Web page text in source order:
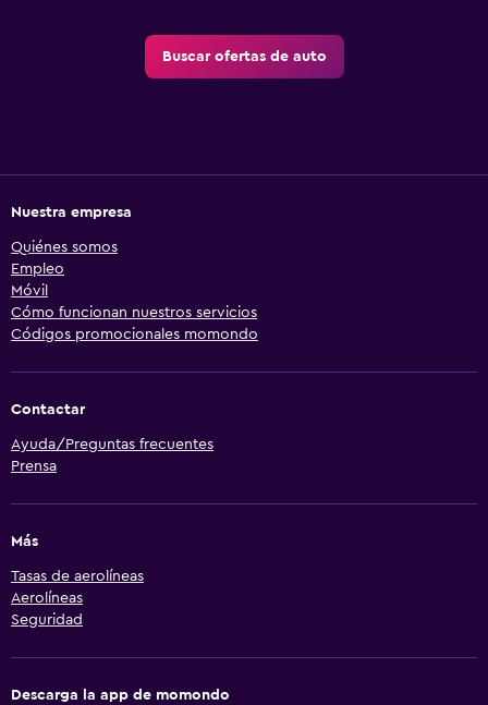
Buscar ofertas de auto
Nuestra empresa
Quiénes somos
Empleo
Móvil
Cómo funcionan nuestros servicios
Códigos promocionales momondo
Contactar
Ayuda/Preguntas frecuentes
Prensa
Más
Tasas de aerolíneas
Aerolíneas
Seguridad
Descarga la app de momondo